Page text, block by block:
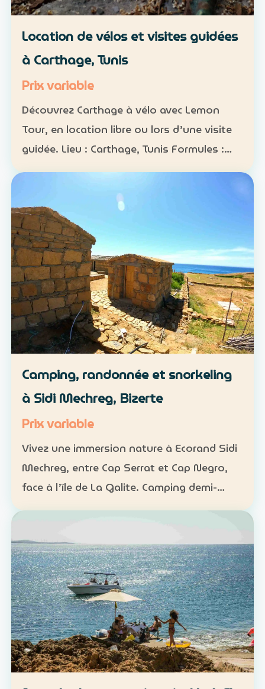
Location de vélos et visites guidées
à Carthage, Tunis
Prix variable
Découvrez Carthage à vélo avec Lemon
Tour, en location libre ou lors d’une visite
guidée. Lieu : Carthage, Tunis Formules :
location libre ou parcours accompagné
patrimoine lo…
Camping, randonnée et snorkeling
à Sidi Mechreg, Bizerte
Prix variable
Vivez une immersion nature à Ecorand Sidi
Mechreg, entre Cap Serrat et Cap Negro,
face à l’île de La Galite. Camping demi-
pension : 65 DT Camping pension complète
déjeuner : 120 DT…